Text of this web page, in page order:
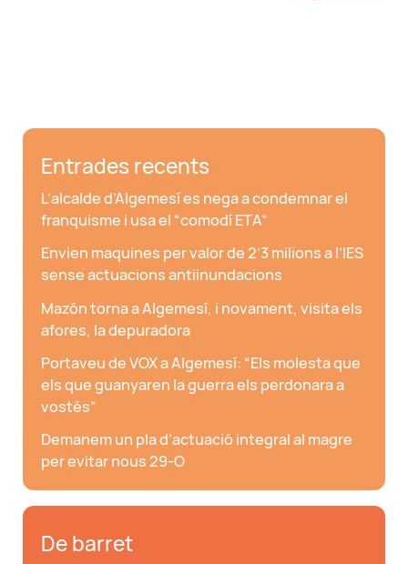
Entrades recents
L’alcalde d’Algemesí es nega a condemnar el
franquisme i usa el “comodí ETA”
Envien maquines per valor de 2’3 milions a l’IES
sense actuacions antiinundacions
Mazón torna a Algemesí, i novament, visita els
afores, la depuradora
Portaveu de VOX a Algemesí: “Els molesta que
els que guanyaren la guerra els perdonara a
vostés”
Demanem un pla d’actuació integral al magre
per evitar nous 29-O
De barret